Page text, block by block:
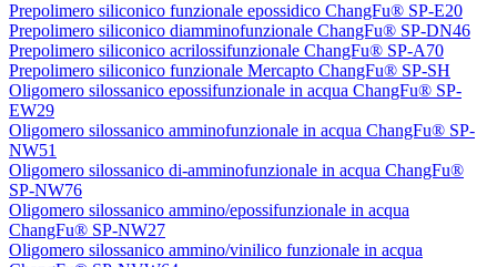
Prepolimero siliconico funzionale epossidico ChangFu® SP-E20
Prepolimero siliconico diamminofunzionale ChangFu® SP-DN46
Prepolimero siliconico acrilossifunzionale ChangFu® SP-A70
Prepolimero siliconico funzionale Mercapto ChangFu® SP-SH
Oligomero silossanico epossifunzionale in acqua ChangFu® SP-
EW29
Oligomero silossanico amminofunzionale in acqua ChangFu® SP-
NW51
Oligomero silossanico di-amminofunzionale in acqua ChangFu®
SP-NW76
Oligomero silossanico ammino/epossifunzionale in acqua
ChangFu® SP-NW27
Oligomero silossanico ammino/vinilico funzionale in acqua